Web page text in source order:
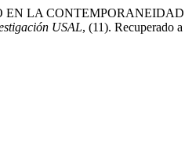
EN LA
USAL, (11). Recuperado